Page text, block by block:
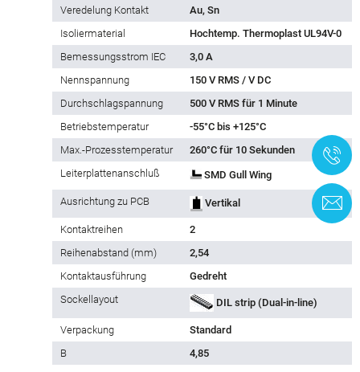
Veredelung Kontakt
Au, Sn
Isoliermaterial
Hochtemp. Thermoplast UL94V-0
Bemessungsstrom IEC
3,0 A
Nennspannung
150 V RMS / V DC
Durchschlagspannung
500 V RMS für 1 Minute
Betriebstemperatur
-55°C bis +125°C
Max.-Prozesstemperatur
260°C für 10 Sekunden
Leiterplattenanschluß
SMD Gull Wing
Ausrichtung zu PCB Vertikal
Kontaktreihen
2
Reihe­nabstand (mm)
2,54
Kontaktausführung
Gedreht
Sockellayout
DIL strip (Dual-in-line)
Verpackung
Standard
B
4,85